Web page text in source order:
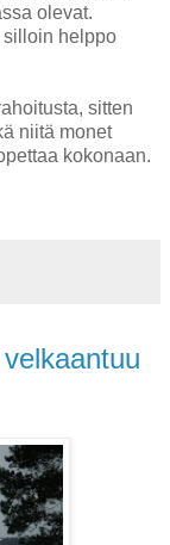
olevat.
helppo
sitten
niitä monet
kokonaan.